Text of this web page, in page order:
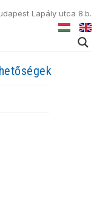
Lapály utca 8.b.